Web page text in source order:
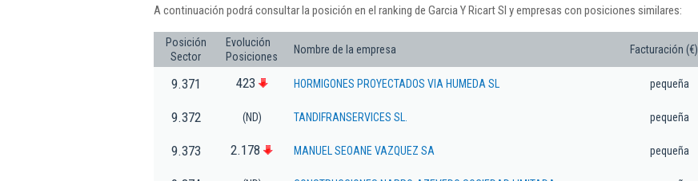
A continuación podrá consultar la posición en el ranking de Garcia Y Ricart Sl y empresas con posiciones similares:
Posición
Sector
Evolución
Posiciones
Nombre de la empresa Facturación (€)
9.371 423 HORMIGONES PROYECTADOS VIA HUMEDA SL pequeña
9.372 (ND) TANDIFRANSERVICES SL. pequeña
9.373 2.178 MANUEL SEOANE VAZQUEZ SA pequeña